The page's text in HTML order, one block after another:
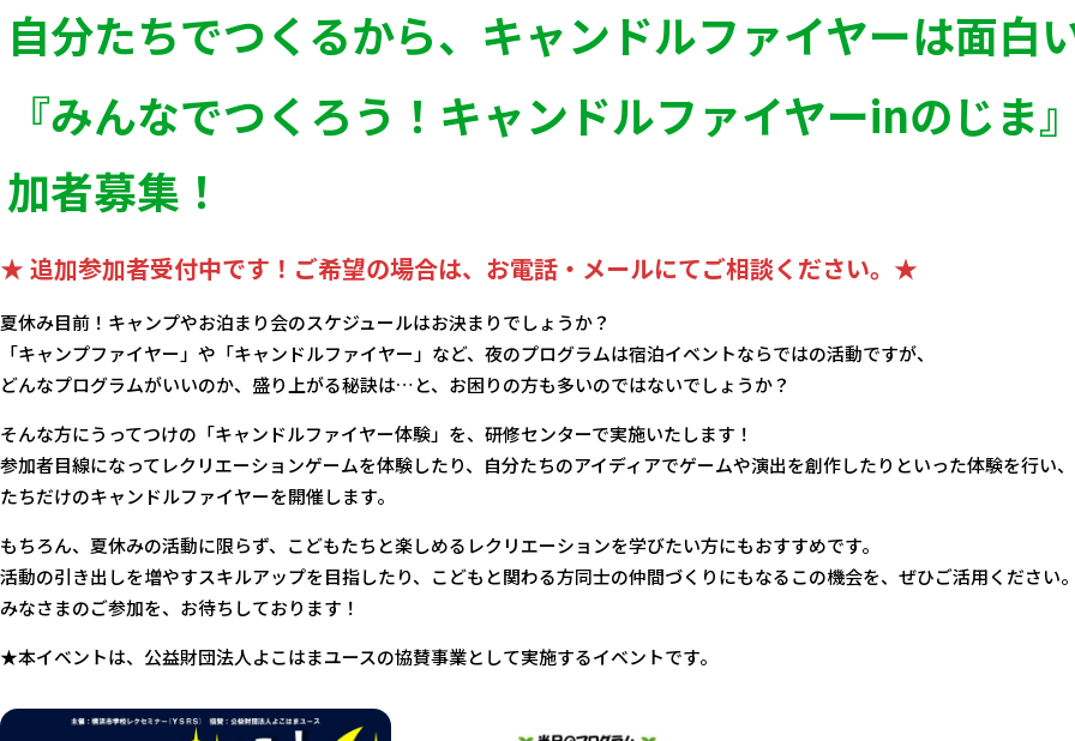
自分たちでつくるから、キャンドルファイヤーは面白
『みんなでつくろう！キャンドルファイヤーinのじま
加者募集！
★ 追加参加者受付中です！ご希望の場合は、お電話・メールにてご相談ください。★
夏休み目前！キャンプやお泊まり会のスケジュールはお決まりでしょうか？
「キャンプファイヤー」や「キャンドルファイヤー」など、夜のプログラムは宿泊イベントならではの活動ですが、
どんなプログラムがいいのか、盛り上がる秘訣は…と、お困りの方も多いのではないでしょうか？
そんな方にうってつけの「キャンドルファイヤー体験」を、研修センターで実施いたします！
参加者目線になってレクリエーションゲームを体験したり、自分たちのアイディアでゲームや演出を創作したりといった体験を行い
たちだけのキャンドルファイヤーを開催します。
もちろん、夏休みの活動に限らず、こどもたちと楽しめるレクリエーションを学びたい方にもおすすめです。
活動の引き出しを増やすスキルアップを目指したり、こどもと関わる方同士の仲間づくりにもなるこの機会を、ぜひご活用ください。
みなさまのご参加を、お待ちしております！
★本イベントは、公益財団法人よこはまユースの協賛事業として実施するイベントです。